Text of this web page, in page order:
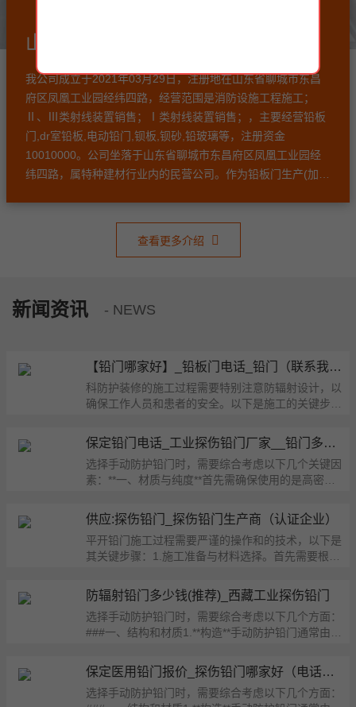
山东博瑞达辐射防护工程有限公司
我公司成立于2021年03月29日，注册地在山东省聊城市东昌
府区凤凰工业园经纬四路，经营范围是消防设施工程施工；
Ⅱ、Ⅲ类射线装置销售；Ⅰ类射线装置销售；，主要经营铅板
门,dr室铅板,电动铅门,钡板,钡砂,铅玻璃等，注册资金
10010000。公司坐落于山东省聊城市东昌府区凤凰工业园经
纬四路，属特种建材行业内的民营公司。作为铅板门生产(加
查看更多介绍
新闻资讯 - NEWS
【铅门哪家好】_铅板门电话_铅门（联系我们）
科防护装修的施工过程需要特别注意防辐射设计，以
确保工作人员和患者的安全。以下是施工的关键步
保定铅门电话_工业探伤铅门厂家__铅门多少钱
选择手动防护铅门时，需要综合考虑以下几个关键因
素：**一、材质与纯度**首先需确保使用的是高密度
供应:探伤铅门_探伤铅门生产商（认证企业）
平开铅门施工过程需要严谨的操作和的技术，以下是
其关键步骤：1.施工准备与材料选择。首先需要根据
防辐射铅门多少钱(推荐)_西藏工业探伤铅门
选择手动防护铅门时，需要综合考虑以下几个方面：
###一、结构和材质1.**构造**手动防护铅门通常由高
保定医用铅门报价_探伤铅门哪家好（电话咨询）
选择手动防护铅门时，需要综合考虑以下几个方面：